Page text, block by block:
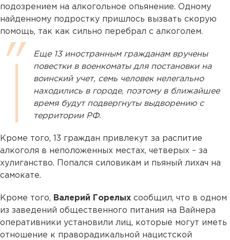
подозрением на алкогольное опьянение. Одному
найденному подростку пришлось вызвать скорую
помощь, так как сильно перебрал с алкоголем.
Еще 13 иностранным гражданам вручены
повестки в военкоматы для постановки на
воинский учет, семь человек нелегально
находились в городе, поэтому в ближайшее
время будут подвергнуты выдворению с
территории РФ.
Кроме того, 13 граждан привлекут за распитие
алкоголя в неположенных местах, четверых – за
хулиганство. Попался силовикам и пьяный лихач на
самокате.
Кроме того, Валерий Горелых сообщил, что в одном
из заведений общественного питания на Вайнера
оперативники установили лиц, которые могут иметь
отношение к праворадикальной нацистской